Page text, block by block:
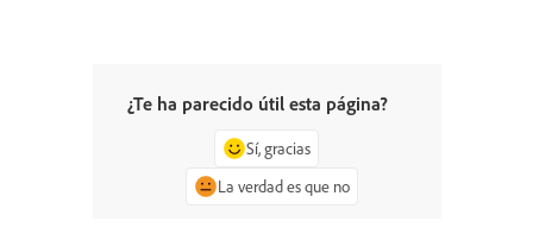
¿Te ha parecido útil esta página?
Sí, gracias
La verdad es que no